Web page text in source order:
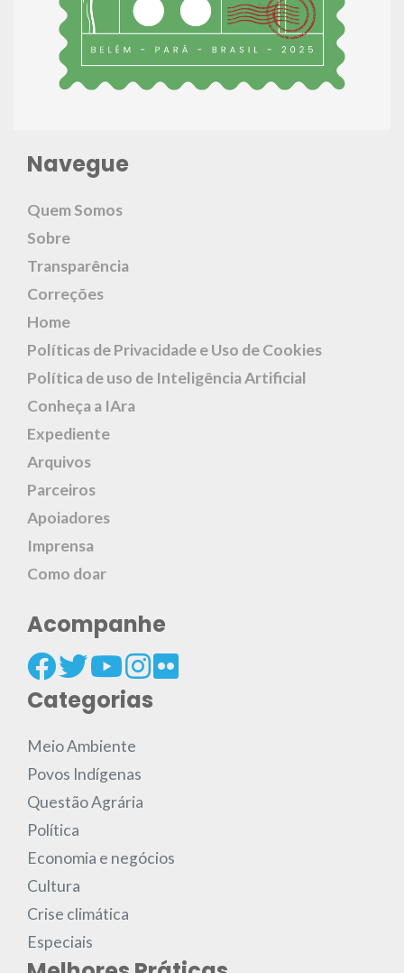
Navegue
Quem Somos
Sobre
Transparência
Correções
Home
Políticas de Privacidade e Uso de Cookies
Política de uso de Inteligência Artificial
Conheça a IAra
Expediente
Arquivos
Parceiros
Apoiadores
Imprensa
Como doar
Acompanhe
Categorias
Meio Ambiente
Povos Indígenas
Questão Agrária
Política
Economia e negócios
Cultura
Crise climática
Especiais